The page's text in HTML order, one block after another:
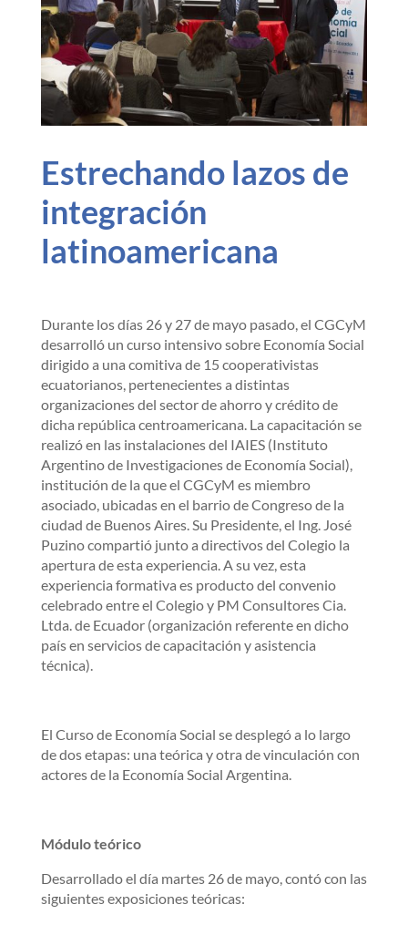
Estrechando lazos de
integración
latinoamericana
Durante los días 26 y 27 de mayo pasado, el CGCyM
desarrolló un curso intensivo sobre Economía Social
dirigido a una comitiva de 15 cooperativistas
ecuatorianos, pertenecientes a distintas
organizaciones del sector de ahorro y crédito de
dicha república centroamericana. La capacitación se
realizó en las instalaciones del IAIES (Instituto
Argentino de Investigaciones de Economía Social),
institución de la que el CGCyM es miembro
asociado, ubicadas en el barrio de Congreso de la
ciudad de Buenos Aires. Su Presidente, el Ing. José
Puzino compartió junto a directivos del Colegio la
apertura de esta experiencia. A su vez, esta
experiencia formativa es producto del convenio
celebrado entre el Colegio y PM Consultores Cia.
Ltda. de Ecuador (organización referente en dicho
país en servicios de capacitación y asistencia
técnica).
El Curso de Economía Social se desplegó a lo largo
de dos etapas: una teórica y otra de vinculación con
actores de la Economía Social Argentina.
Módulo teórico
Desarrollado el día martes 26 de mayo, contó con las
siguientes exposiciones teóricas: